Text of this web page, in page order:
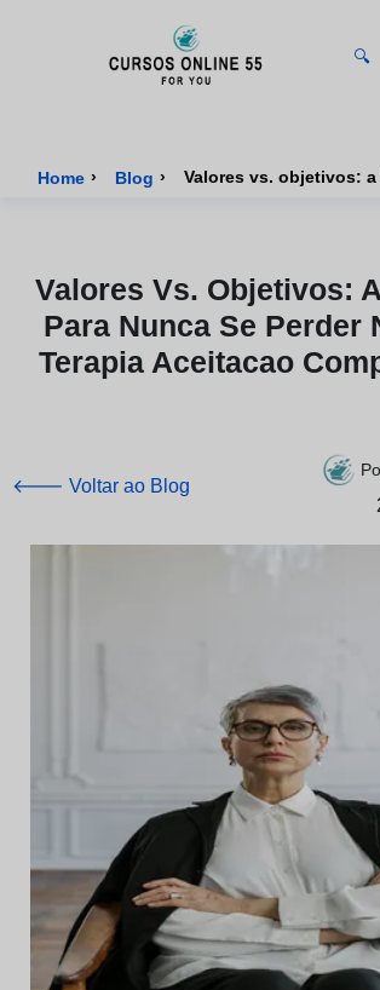
🔍
Home › Blog › Valores vs. objetivos:
Valores Vs. Objetivos:
Para Nunca Se Perder
Terapia Aceitacao
🡐 Voltar ao Blog